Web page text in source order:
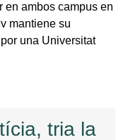
en ambos campus en
mantiene su
una Universitat
tria la